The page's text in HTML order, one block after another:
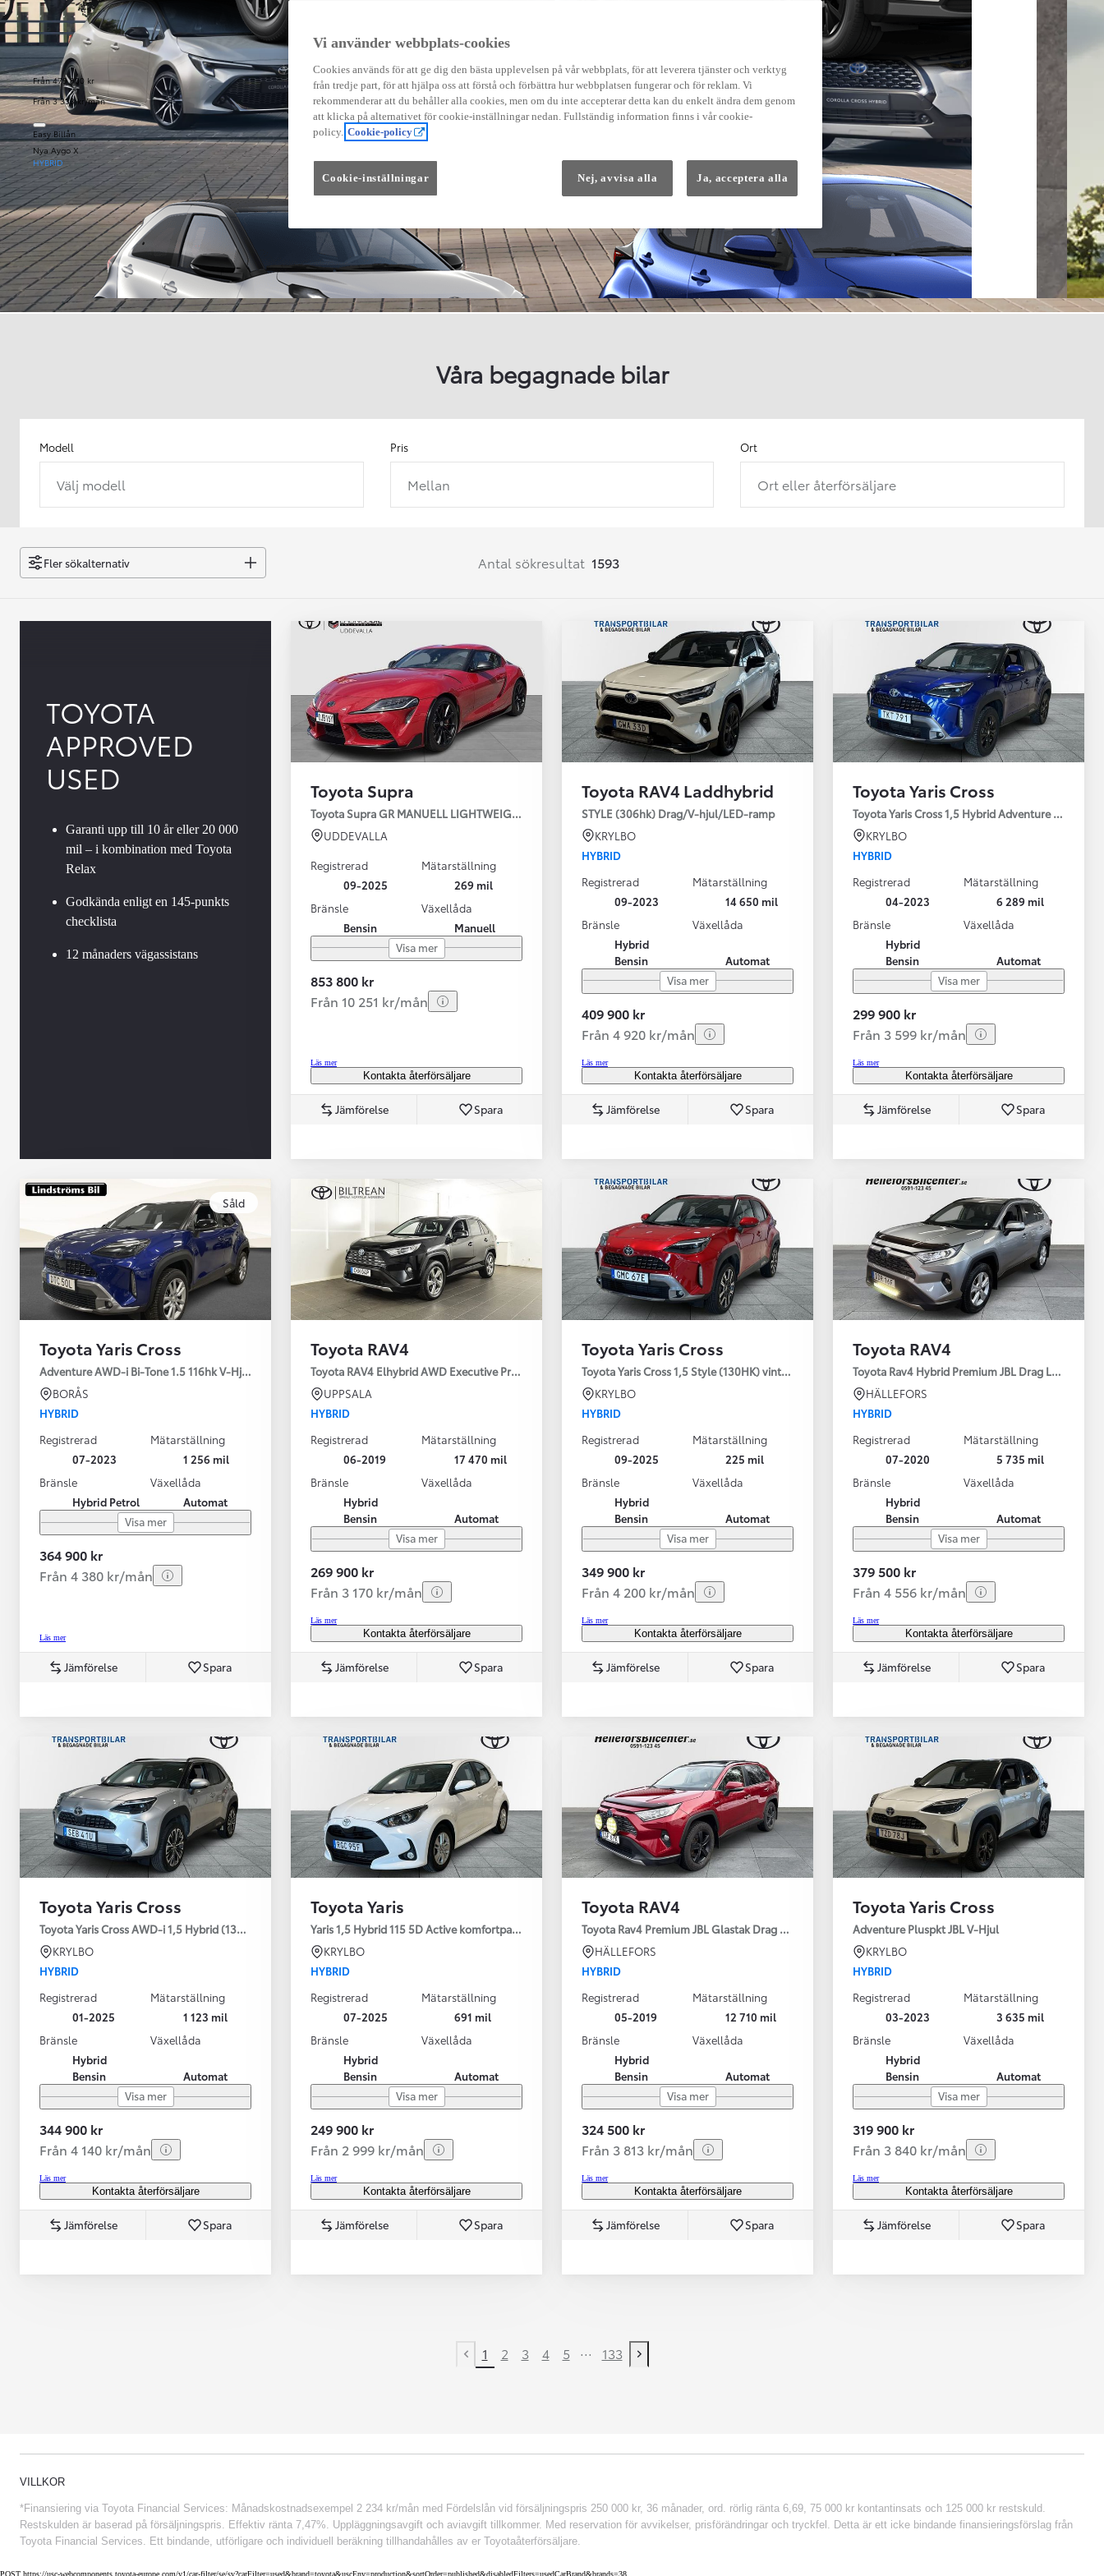
Från 479 900 kr
Från 3 333 kr/mån
Easy Billån
Från 569 900 kr
Från 3 958 kr/mån
Nya Aygo X
HYBRID
Från 238 900 kr
Easy Billån
HYBRID
GR Yaris
BENSIN
Från 599 900 kr
Corolla
HYBRID
Från 324 900 kr
Från 3 194 kr/mån
Nya Corolla Cross
Från 360 900 kr
Från 3 548 kr/mån
Easy Billån
Toyota C-HR
HYBRID & LADDHYBRID
Från 350 900 kr
Från 3 450 kr/mån
Easy Billån
Toyota GR Supra
BENSIN
Nya GR GT
The soul lives on
Vi har Sveriges mest nöjda
Toyota
När varje jobb
Våra begagnade bilar
Modell
Välj modell
Pris
Mellan
Ort
Ort eller återförsäljare
Fler sökalternativ Antal sökresultat 1593
TOYOTA
APPROVED
USED
Garanti upp till 10 år eller 20 000
mil – i kombination med Toyota
Relax
Godkända enligt en 145-punkts
checklista
12 månaders vägassistans
Toyota Supra
Toyota Supra GR MANUELL LIGHTWEIGHT EVO / OMG LEV! MOMSBIL!
UDDEVALLA
Registrerad
09-2025
Mätarställning
269 mil
Bränsle
Bensin
Växellåda
Manuell
Visa mer
853 800 kr
Från 10 251 kr/mån
Läs mer
Kontakta återförsäljare
Jämförelse Spara
Toyota RAV4 Laddhybrid
STYLE (306hk) Drag/V-hjul/LED-ramp
KRYLBO
HYBRID
Registrerad
09-2023
Mätarställning
14 650 mil
Bränsle
Hybrid
Bensin
Växellåda
Automat
Visa mer
409 900 kr
Från 4 920 kr/mån
Läs mer
Kontakta återförsäljare
Jämförelse Spara
Toyota Yaris Cross
Toyota Yaris Cross 1,5 Hybrid Adventure Drag V-
KRYLBO
HYBRID
Registrerad
04-2023
Mätarställning
6 289 mil
Bränsle
Hybrid
Bensin
Växellåda
Automat
Visa mer
299 900 kr
Från 3 599 kr/mån
Läs mer
Kontakta återförsäljare
Jämförelse Spara
Såld
Toyota Yaris Cross
Adventure AWD-i Bi-Tone 1.5 116hk V-Hjul Drag JBL
BORÅS
HYBRID
Registrerad
07-2023
Mätarställning
1 256 mil
Bränsle
Hybrid Petrol
Växellåda
Automat
Visa mer
364 900 kr
Från 4 380 kr/mån
Läs mer
Jämförelse Spara
Toyota RAV4
Toyota RAV4 Elhybrid AWD Executive Premium Drag 360-kamera JBL
UPPSALA
HYBRID
Registrerad
06-2019
Mätarställning
17 470 mil
Bränsle
Hybrid
Bensin
Växellåda
Automat
Visa mer
269 900 kr
Från 3 170 kr/mån
Läs mer
Kontakta återförsäljare
Jämförelse Spara
Toyota Yaris Cross
Toyota Yaris Cross 1,5 Style (130HK) vinterhjul
KRYLBO
HYBRID
Registrerad
09-2025
Mätarställning
225 mil
Bränsle
Hybrid
Bensin
Växellåda
Automat
Visa mer
349 900 kr
Från 4 200 kr/mån
Läs mer
Kontakta återförsäljare
Jämförelse Spara
Toyota RAV4
Toyota Rav4 Hybrid Premium JBL Drag Led ramp
HÄLLEFORS
HYBRID
Registrerad
07-2020
Mätarställning
5 735 mil
Bränsle
Hybrid
Bensin
Växellåda
Automat
Visa mer
379 500 kr
Från 4 556 kr/mån
Läs mer
Kontakta återförsäljare
Jämförelse Spara
Toyota Yaris Cross
Toyota Yaris Cross AWD-i 1,5 Hybrid (130HK) Style V-hjul
KRYLBO
HYBRID
Registrerad
01-2025
Mätarställning
1 123 mil
Bränsle
Hybrid
Bensin
Växellåda
Automat
Visa mer
344 900 kr
Från 4 140 kr/mån
Läs mer
Kontakta återförsäljare
Jämförelse Spara
Toyota Yaris
Yaris 1,5 Hybrid 115 5D Active komfortpaket
KRYLBO
HYBRID
Registrerad
07-2025
Mätarställning
691 mil
Bränsle
Hybrid
Bensin
Växellåda
Automat
Visa mer
249 900 kr
Från 2 999 kr/mån
Läs mer
Kontakta återförsäljare
Jämförelse Spara
Toyota RAV4
Toyota Rav4 Premium JBL Glastak Drag Motorv Vhjul
HÄLLEFORS
HYBRID
Registrerad
05-2019
Mätarställning
12 710 mil
Bränsle
Hybrid
Bensin
Växellåda
Automat
Visa mer
324 500 kr
Från 3 813 kr/mån
Läs mer
Kontakta återförsäljare
Jämförelse Spara
Toyota Yaris Cross
Adventure Pluspkt JBL V-Hjul
KRYLBO
HYBRID
Registrerad
03-2023
Mätarställning
3 635 mil
Bränsle
Hybrid
Bensin
Växellåda
Automat
Visa mer
319 900 kr
Från 3 840 kr/mån
Läs mer
Kontakta återförsäljare
Jämförelse Spara
Previous page
1 2 3 4 5 ... 133
Next page
VILLKOR
*Finansiering via Toyota Financial Services: Månadskostnadsexempel 2 234 kr/mån med Fördelslån vid försäljningspris 250 000 kr, 36 månader, ord. rörlig ränta 6,69, 75 000 kr kontantinsats och 125 000 kr restskuld.
Restskulden är baserad på försäljningspris. Effektiv ränta 7,47%. Uppläggningsavgift och aviavgift tillkommer. Med reservation för avvikelser, prisförändringar och tryckfel. Detta är ett icke bindande finansieringsförslag från
Toyota Financial Services. Ett bindande, utförligare och individuell beräkning tillhandahålles av er Toyotaåterförsäljare.
POST https://usc-webcomponents.toyota-europe.com/v1/car-filter/se/sv?carFilter=used&brand=toyota&uscEnv=production&sortOrder=published&disabledFilters=usedCarBrand&brands=38
Vi använder webbplats-cookies
Cookies används för att ge dig den bästa upplevelsen på vår webbplats, för att leverera tjänster och verktyg
från tredje part, för att hjälpa oss att förstå och förbättra hur webbplatsen fungerar och för reklam. Vi
rekommenderar att du behåller alla cookies, men om du inte accepterar detta kan du enkelt ändra dem genom
att klicka på alternativet för cookie-inställningar nedan. Fullständig information finns i vår cookie-
policy. Cookie-policy
Cookie-inställningar Nej, avvisa alla Ja, acceptera alla